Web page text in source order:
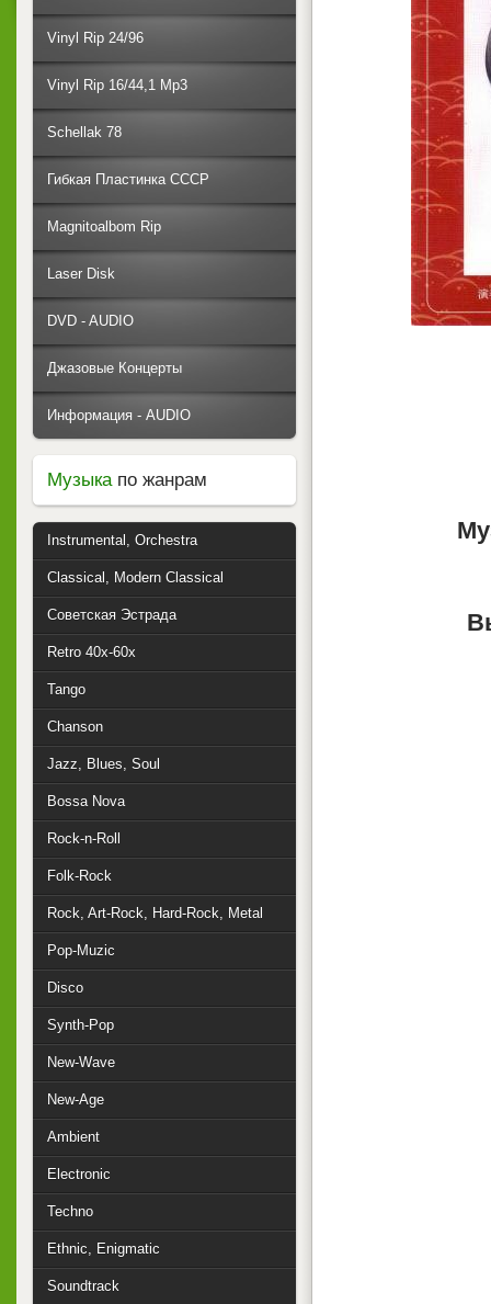
Vinyl Rip 24/96
Vinyl Rip 16/44,1 Mp3
Schellak 78
Гибкая Пластинка СССР
Magnitoalbom Rip
Laser Disk
DVD - AUDIO
Джазовые Концерты
Информация - AUDIO
Музыкапо жанрам
Instrumental, Orchestra
Classical, Modern Classical
Советская Эстрада
Retro 40x-60x
Tango
Chanson
Jazz, Blues, Soul
Bossa Nova
Rock-n-Roll
Folk-Rock
Rock, Art-Rock, Hard-Rock, Metal
Pop-Muzic
Disco
Synth-Pop
New-Wave
New-Age
Ambient
Electronic
Techno
Ethnic, Enigmatic
Soundtrack